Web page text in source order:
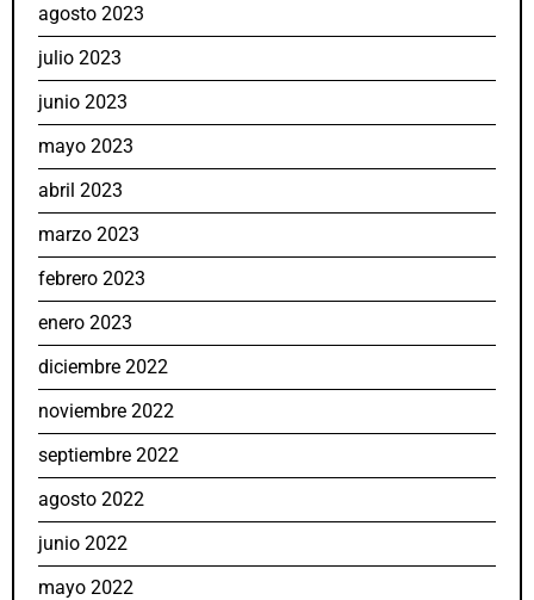
agosto 2023
julio 2023
junio 2023
mayo 2023
abril 2023
marzo 2023
febrero 2023
enero 2023
diciembre 2022
noviembre 2022
septiembre 2022
agosto 2022
junio 2022
mayo 2022